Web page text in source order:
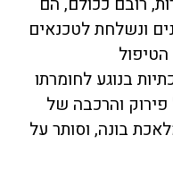
ונשלחת לטכנאים
בנוגע לחומרתו
פירוק והרכבה של
בונה, וסותר על